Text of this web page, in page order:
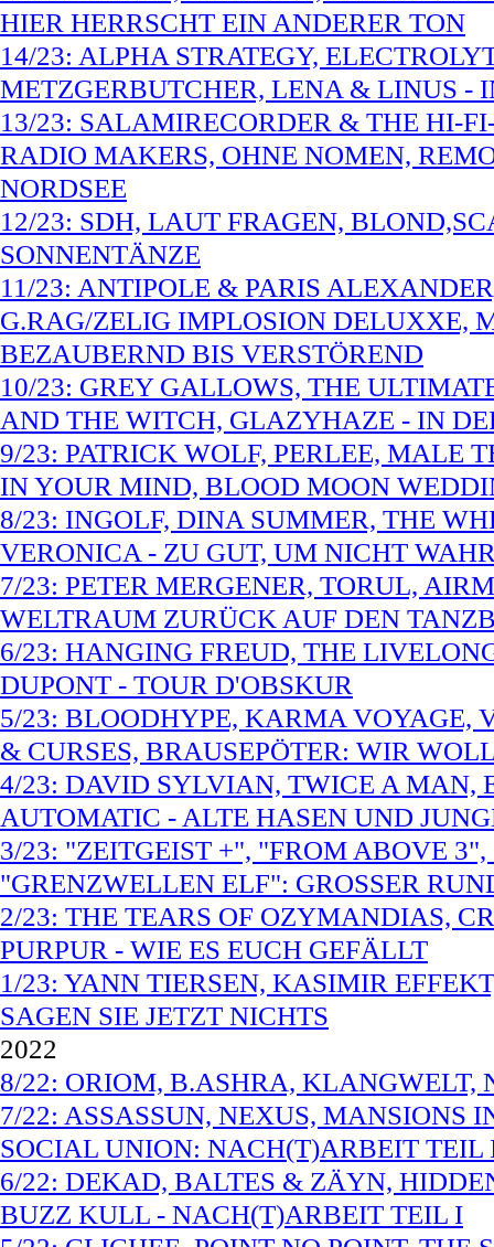
HIER HERRSCHT EIN ANDERER TON
14/23: ALPHA STRATEGY,
METZGERBUTCHER, LENA & LINUS -
13/23: SALAMIRECORDER & THE HI-
RADIO MAKERS, OHNE NOMEN,
NORDSEE
12/23: SDH, LAUT FRAGEN,
SONNENTÄNZE
11/23: ANTIPOLE & PARIS
G.RAG/ZELIG IMPLOSION DELUXXE,
BEZAUBERND BIS VERSTÖREND
10/23: GREY GALLOWS, THE
AND THE WITCH, GLAZYHAZE - IN
9/23: PATRICK WOLF, PERLEE, MALE
IN YOUR MIND, BLOOD MOON
8/23: INGOLF, DINA SUMMER, THE
VERONICA - ZU GUT, UM NICHT
7/23: PETER MERGENER, TORUL,
WELTRAUM ZURÜCK AUF DEN
6/23: HANGING FREUD, THE
DUPONT - TOUR D'OBSKUR
5/23: BLOODHYPE, KARMA VOYAGE,
& CURSES, BRAUSEPÖTER: WIR
4/23: DAVID SYLVIAN, TWICE A MAN,
AUTOMATIC - ALTE HASEN UND
3/23: "ZEITGEIST +", "FROM ABOVE
"GRENZWELLEN ELF": GROSSER
2/23: THE TEARS OF OZYMANDIAS,
PURPUR - WIE ES EUCH GEFÄLLT
1/23: YANN TIERSEN, KASIMIR
SAGEN SIE JETZT NICHTS
2022
8/22: ORIOM, B.ASHRA, KLANGWELT,
7/22: ASSASSUN, NEXUS, MANSIONS
SOCIAL UNION: NACH(T)ARBEIT TEIL
6/22: DEKAD, BALTES & ZÄYN,
BUZZ KULL - NACH(T)ARBEIT TEIL I